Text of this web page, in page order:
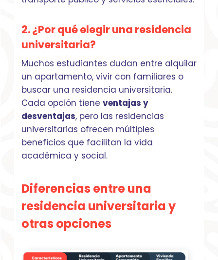
2. ¿Por qué elegir una residencia
universitaria?
Muchos estudiantes dudan entre alquilar
un apartamento, vivir con familiares o
buscar una residencia universitaria.
Cada opción tiene ventajas y
desventajas, pero las residencias
universitarias ofrecen múltiples
beneficios que facilitan la vida
académica y social.
Diferencias entre una
residencia universitaria y
otras opciones